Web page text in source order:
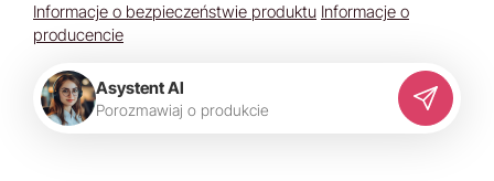
Informacje o bezpieczeństwie produktu Informacje o
producencie
Asystent AI
Porozmawiaj o produkcie